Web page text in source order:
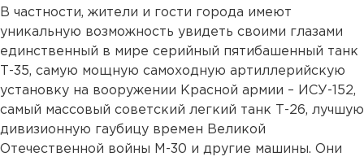
В частности, жители и гости города имеют
уникальную возможность увидеть своими глазами
единственный в мире серийный пятибашенный танк
Т-35, самую мощную самоходную артиллерийскую
установку на вооружении Красной армии – ИСУ-152,
самый массовый советский легкий танк Т-26, лучшую
дивизионную гаубицу времен Великой
Отечественной войны М-30 и другие машины. Они